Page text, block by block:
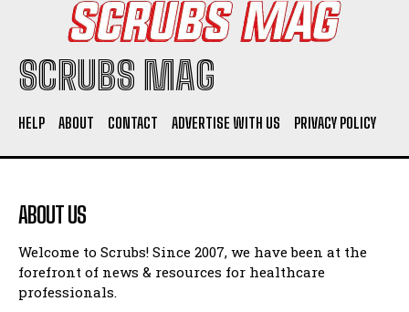
SCRUBS MAG
HELP ABOUT CONTACT ADVERTISE WITH US PRIVACY POLICY
ABOUT US
Welcome to Scrubs! Since 2007, we have been at the
forefront of news & resources for healthcare
professionals.